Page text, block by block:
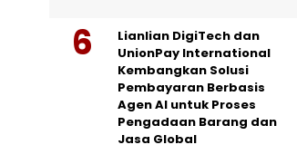
Lianlian DigiTech dan
UnionPay International
Kembangkan Solusi
Pembayaran Berbasis
Agen AI untuk Proses
Pengadaan Barang dan
Jasa Global